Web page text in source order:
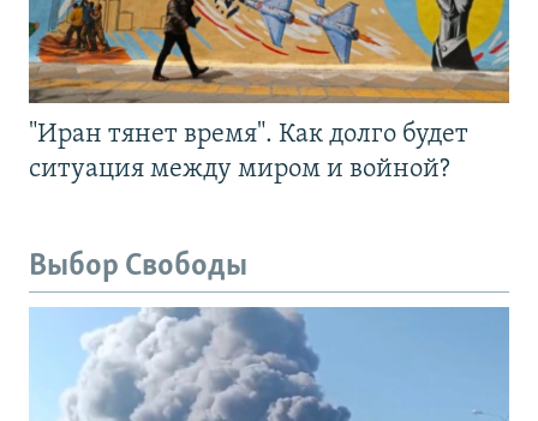
"Иран тянет время". Как долго будет
ситуация между миром и войной?
Выбор Свободы